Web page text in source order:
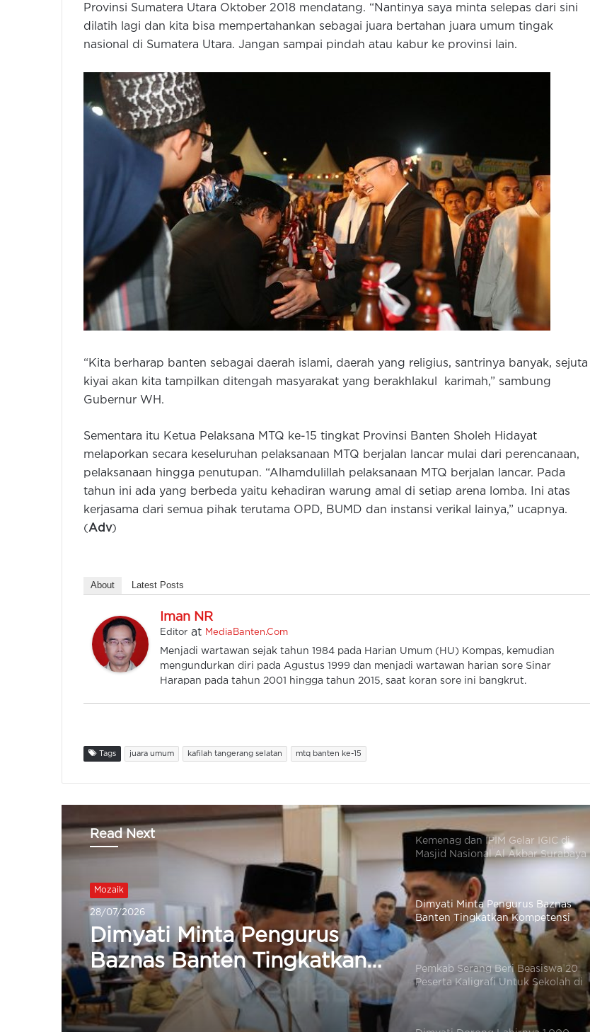
Provinsi Sumatera Utara Oktober 2018 mendatang. “Nantinya saya minta selepas dari sini
dilatih lagi dan kita bisa mempertahankan sebagai juara bertahan juara umum tingak
nasional di Sumatera Utara. Jangan sampai pindah atau kabur ke provinsi lain.
“Kita berharap banten sebagai daerah islami, daerah yang religius, santrinya banyak, sejuta
kiyai akan kita tampilkan ditengah masyarakat yang berakhlakul karimah,” sambung
Gubernur WH.
Sementara itu Ketua Pelaksana MTQ ke-15 tingkat Provinsi Banten Sholeh Hidayat
melaporkan secara keseluruhan pelaksanaan MTQ berjalan lancar mulai dari perencanaan,
pelaksanaan hingga penutupan. “Alhamdulillah pelaksanaan MTQ berjalan lancar. Pada
tahun ini ada yang berbeda yaitu kehadiran warung amal di setiap arena lomba. Ini atas
kerjasama dari semua pihak terutama OPD, BUMD dan instansi verikal lainya,” ucapnya.
(Adv)
About Latest Posts
Iman NR
Editor at MediaBanten.Com
Menjadi wartawan sejak tahun 1984 pada Harian Umum (HU) Kompas, kemudian
mengundurkan diri pada Agustus 1999 dan menjadi wartawan harian sore Sinar
Harapan pada tahun 2001 hingga tahun 2015, saat koran sore ini bangkrut.
Tags juara umum kafilah tangerang selatan mtq banten ke-15
Read Next
Mozaik
27/07/2026
Pemkab Serang Beri
Beasiswa 20 Peserta
Kaligrafi Untuk Sekolah di
Lemka Sukabumi
Komisi V DPRD Banten Fasilitasi
Aspirasi Warga Terkait Penambahan
Rombel SMAN 9 Kota Serang
Akhirnya Nikmati Infrastrukur
Andra Soni Hadiri Pemasangan
Tiang Pancang Pembangunan
Masjid Al Mubarokah di Tangerang
Dimyati Minta Pengurus Baznas
Banten Tingkatkan Kompetensi
dalam Pengelolaan Zakat
Pemkab Serang Beri Beasiswa 20
Peserta Kaligrafi Untuk Sekolah di
Lemka Sukabumi
Dimyati Dorong Lahirnya 1.000
Duta Al Quran untuk Indonesia